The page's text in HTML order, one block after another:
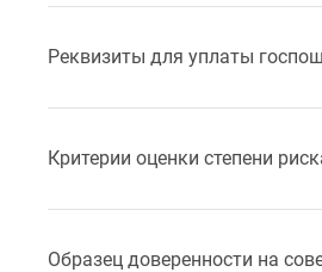
Реквизиты для уплаты
Критерии оценки степени
Образец доверенности на